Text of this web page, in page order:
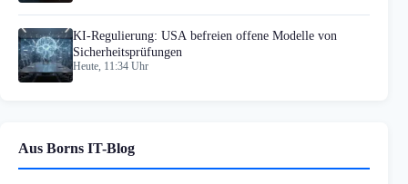
KI-Regulierung: USA befreien offene Modelle von
Sicherheitsprüfungen
Heute, 11:34 Uhr
Aus Borns IT-Blog